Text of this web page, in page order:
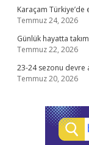
Karaçam
Temmuz 24, 2026
Günlük hayatta
Temmuz 22, 2026
23-24 sezonu devre
Temmuz 20, 2026